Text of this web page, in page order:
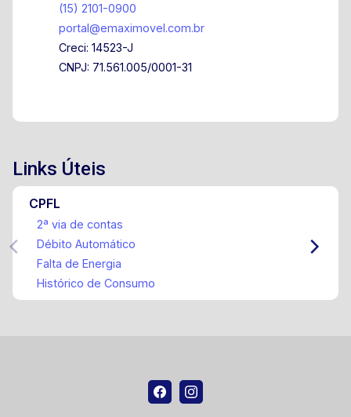
(15) 2101-0900
portal@emaximovel.com.br
Creci: 14523-J
CNPJ: 71.561.005/0001-31
Links Úteis
CPFL
2ª via de contas
Débito Automático
Falta de Energia
Histórico de Consumo